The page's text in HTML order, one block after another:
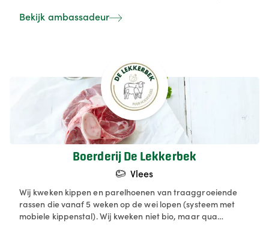
smaak.
Bekijk ambassadeur
Boerderij De Lekkerbek
Vlees
Wij kweken kippen en parelhoenen van traaggroeiende
rassen die vanaf 5 weken op de wei lopen (systeem met
mobiele kippenstal). Wij kweken niet bio, maar qua